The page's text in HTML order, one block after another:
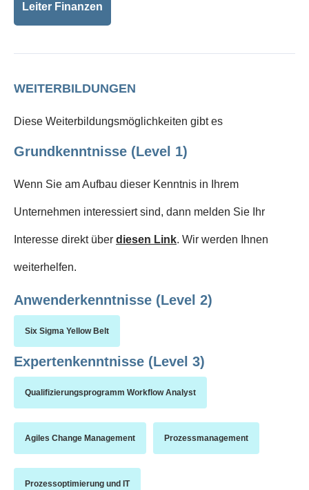
Leiter Finanzen
WEITERBILDUNGEN
Diese Weiterbildungsmöglichkeiten gibt es
Grundkenntnisse (Level 1)
Wenn Sie am Aufbau dieser Kenntnis in Ihrem
Unternehmen interessiert sind, dann melden Sie Ihr
Interesse direkt über diesen Link. Wir werden Ihnen
weiterhelfen.
Anwenderkenntnisse (Level 2)
Six Sigma Yellow Belt
Expertenkenntnisse (Level 3)
Qualifizierungsprogramm Workflow Analyst
Agiles Change Management Prozessmanagement
Prozessoptimierung und IT